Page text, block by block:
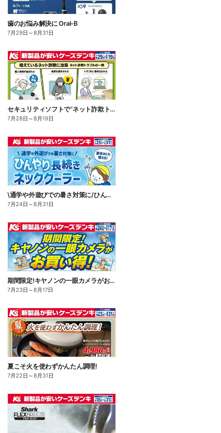
歯のお悩み解決に Oral-B
7月29日 ～8月31日
セキュリティソフトで“ネット詐欺トラブル”から守る!
7月28日 ～8月19日
\通学や外遊びでの暑さ対策に/ひんやり長続きネッククーラー
7月24日 ～8月31日
期間限定!キヤノンの一眼カメラがお買い得!
7月23日 ～8月17日
夏こそ火を使わずかんたん調理!
7月22日 ～8月31日